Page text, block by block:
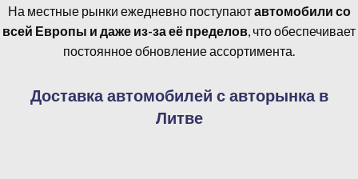
На местные рынки ежедневно поступаютавтомобили со
всей Европы и даже из-за её пределов, что обеспечивает
постоянное обновление ассортимента.
Доставка автомобилей с авторынка в
Литве